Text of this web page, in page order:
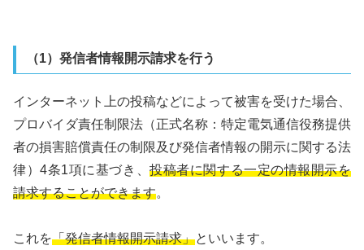
（1）発信者情報開示請求を行う
インターネット上の投稿などによって被害を受けた場合、
プロバイダ責任制限法（正式名称：特定電気通信役務提供
者の損害賠償責任の制限及び発信者情報の開示に関する法
律）4条1項に基づき、投稿者に関する一定の情報開示を
請求することができます。
これを「発信者情報開示請求」といいます。